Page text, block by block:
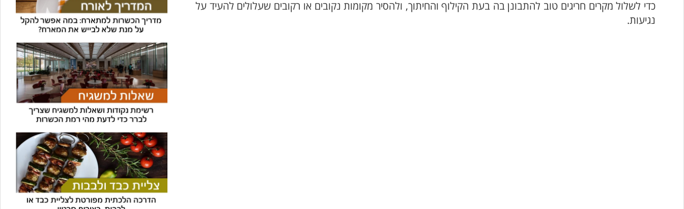
כדי לשלול מקרים חריגים טוב להתבונן בה בעת הקילוף והחיתוך, ולהסיר מקומות נקובים או רקובים שעלולים להעיד על
נגיעות.